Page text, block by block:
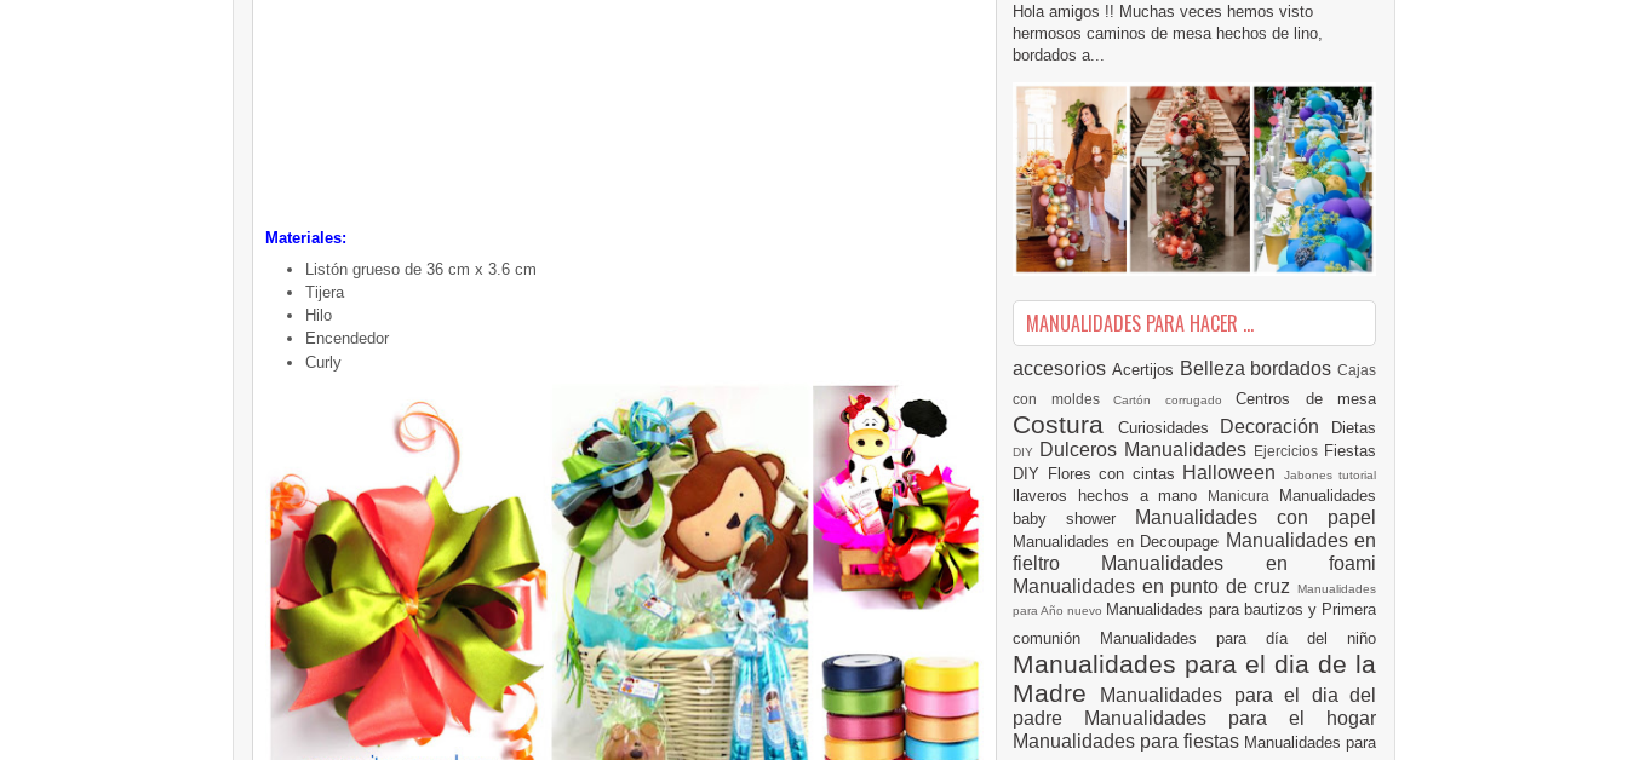
Materiales:
Listón grueso de 36 cm x 3.6 cm
Tijera
Hilo
Encendedor
Curly
Hola amigos !! Muchas veces hemos visto
hermosos caminos de mesa hechos de lino,
bordados a...
MANUALIDADES PARA HACER ...
accesorios Acertijos Belleza bordados Cajas
con moldes Cartón corrugado Centros de mesa
Costura Curiosidades Decoración Dietas
DIY Dulceros Manualidades Ejercicios Fiestas
DIY Flores con cintas Halloween Jabones tutorial
llaveros hechos a mano Manicura Manualidades
baby shower
Manualidades con papel
Manualidades en Decoupage Manualidades en
fieltro Manualidades en foami
Manualidades en punto de cruz
Manualidades
para Año nuevo Manualidades para bautizos y Primera
comunión Manualidades para día del niño
Manualidades para el dia de la
Madre
Manualidades para el dia del
padre
Manualidades para el hogar
Manualidades para fiestas Manualidades para